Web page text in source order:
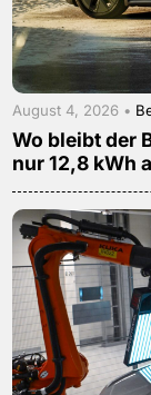
August 4, 2026 •
Wo bleibt der
nur 12,8 kWh